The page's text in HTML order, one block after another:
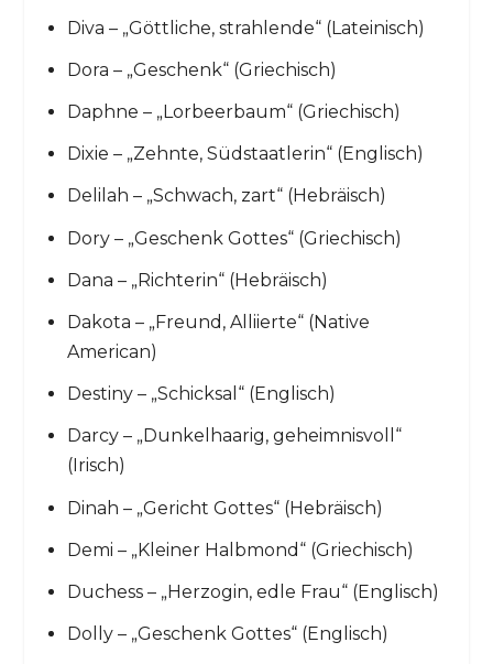
Diva – „Göttliche, strahlende“ (Lateinisch)
Dora – „Geschenk“ (Griechisch)
Daphne – „Lorbeerbaum“ (Griechisch)
Dixie – „Zehnte, Südstaatlerin“ (Englisch)
Delilah – „Schwach, zart“ (Hebräisch)
Dory – „Geschenk Gottes“ (Griechisch)
Dana – „Richterin“ (Hebräisch)
Dakota – „Freund, Alliierte“ (Native
American)
Destiny – „Schicksal“ (Englisch)
Darcy – „Dunkelhaarig, geheimnisvoll“
(Irisch)
Dinah – „Gericht Gottes“ (Hebräisch)
Demi – „Kleiner Halbmond“ (Griechisch)
Duchess – „Herzogin, edle Frau“ (Englisch)
Dolly – „Geschenk Gottes“ (Englisch)